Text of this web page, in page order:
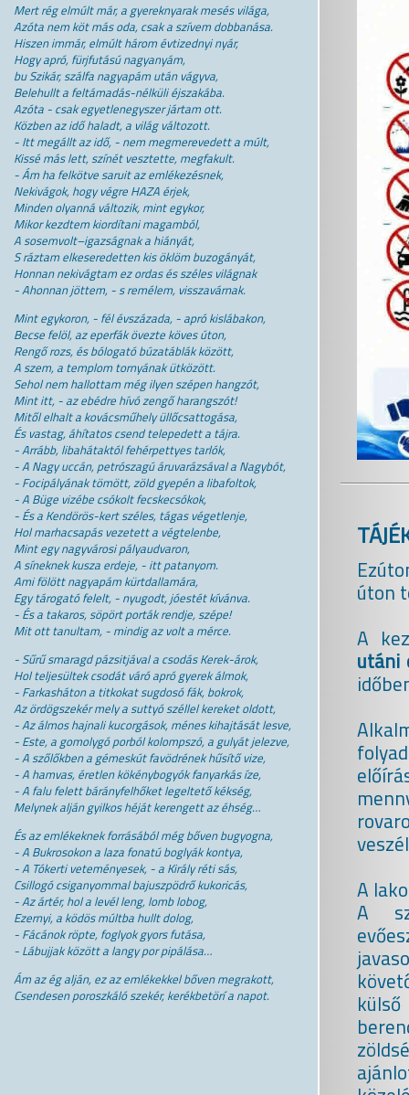
Mert rég elmúlt már, a gyereknyarak mesés világa,
Azóta nem köt más oda, csak a szívem dobbanása.
Hiszen immár, elmúlt három évtizednyi nyár,
Hogy apró, fürjfutású nagyanyám,
bu Szikár, szálfa nagyapám után vágyva,
Belehullt a feltámadás-nélküli éjszakába.
Azóta - csak egyetlenegyszer jártam ott.
Közben az idő haladt, a világ változott.
- Itt megállt az idő, - nem megmerevedett a múlt,
Kissé más lett, színét vesztette, megfakult.
- Ám ha felkötve saruit az emlékezésnek,
Nekivágok, hogy végre HAZA érjek,
Minden olyanná változik, mint egykor,
Mikor kezdtem kiordítani magamból,
A sosemvolt–igazságnak a hiányát,
S ráztam elkeseredetten kis öklöm buzogányát,
Honnan nekivágtam ez ordas és széles világnak
- Ahonnan jöttem, - s remélem, visszavárnak.
Mint egykoron, - fél évszázada, - apró kislábakon,
Becse felöl, az eperfák övezte köves úton,
Rengő rozs, és bólogató búzatáblák között,
A szem, a templom tornyának ütközött.
Sehol nem hallottam még ilyen szépen hangzót,
Mint itt, - az ebédre hívó zengő harangszót!
Mitől elhalt a kovácsműhely üllőcsattogása,
És vastag, áhítatos csend telepedett a tájra.
- Arrább, libahátaktól fehérpettyes tarlók,
- A Nagy uccán, petrószagú áruvarázsával a Nagybót,
- Focipályának tömött, zöld gyepén a libafoltok,
- A Büge vizébe csókolt fecskecsókok,
- És a Kendörös-kert széles, tágas végetlenje,
Hol marhacsapás vezetett a végtelenbe,
Mint egy nagyvárosi pályaudvaron,
A síneknek kusza erdeje, - itt patanyom.
Ami fölött nagyapám kürtdallamára,
Egy tárogató felelt, - nyugodt, jóestét kívánva.
- És a takaros, söpört porták rendje, szépe!
Mit ott tanultam, - mindig az volt a mérce.
- Sűrű smaragd pázsitjával a csodás Kerek-árok,
Hol teljesültek csodát váró apró gyerek álmok,
- Farkasháton a titkokat sugdosó fák, bokrok,
Az ördögszekér mely a suttyó széllel kereket oldott,
- Az álmos hajnali kucorgások, ménes kihajtását lesve,
- Este, a gomolygó porból kolompszó, a gulyát jelezve,
- A szőlőkben a gémeskút favödrének hűsítő vize,
- A hamvas, éretlen kökénybogyók fanyarkás íze,
- A falu felett bárányfelhőket legeltető kékség,
Melynek alján gyilkos héját kerengett az éhség…
És az emlékeknek forrásából még bőven bugyogna,
- A Bukrosokon a laza fonatú boglyák kontya,
- A Tókerti veteményesek, - a Király réti sás,
Csillogó csiganyommal bajuszpödrő kukoricás,
- Az ártér, hol a levél leng, lomb lobog,
Ezernyi, a ködös múltba hullt dolog,
- Fácánok röpte, foglyok gyors futása,
- Lábujjak között a langy por pipálása…
Ám az ég alján, ez az emlékekkel bőven megrakott,
Csendesen poroszkáló szekér, kerékbetörí a napot.
úton
A
utáni
A
A